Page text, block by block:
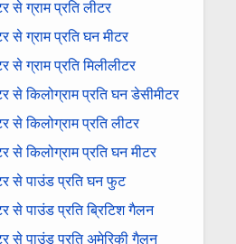
से ग्राम प्रति लीटर
से ग्राम प्रति घन मीटर
से ग्राम प्रति मिलीलीटर
से किलोग्राम प्रति घन डेसीमीटर
से किलोग्राम प्रति लीटर
से किलोग्राम प्रति घन मीटर
से पाउंड प्रति घन फुट
से पाउंड प्रति ब्रिटिश गैलन
से पाउंड प्रति अमेरिकी गैलन